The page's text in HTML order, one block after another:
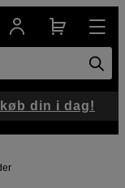
din i dag!